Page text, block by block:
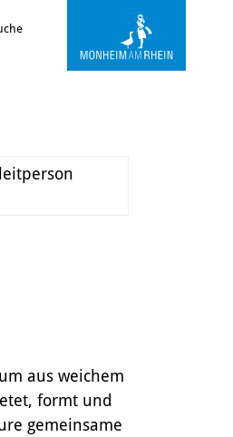
aus weichem
formt und
gemeinsame